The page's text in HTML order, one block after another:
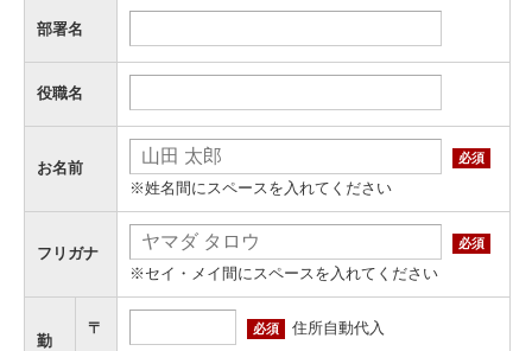
部署名
役職名
お名前
必須
※姓名間にスペースを入れてください
フリガナ
必須
※セイ・メイ間にスペースを入れてください
勤
〒 必須 住所自動代入